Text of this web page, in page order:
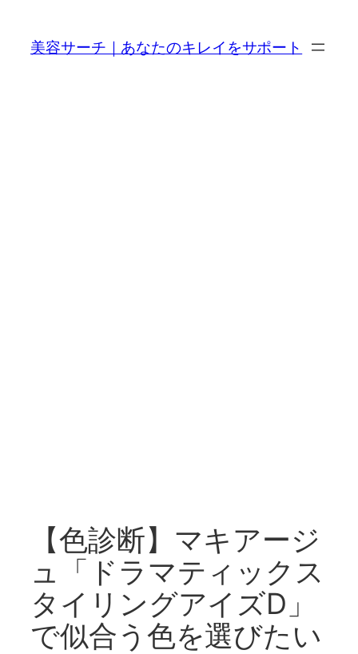
美容サーチ｜あなたのキレイをサポート
【色診断】マキアージ
ュ「ドラマティックス
タイリングアイズD」
で似合う色を選びたい